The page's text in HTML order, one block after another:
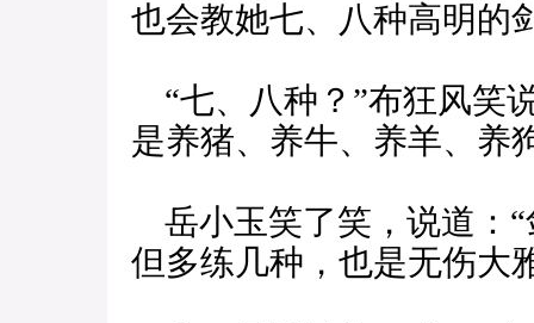
也会教她七、八种高明的
“七、八种？”布狂风笑
是养猪、养牛、养羊、养
岳小玉笑了笑，说道：
但多练几种，也是无伤大